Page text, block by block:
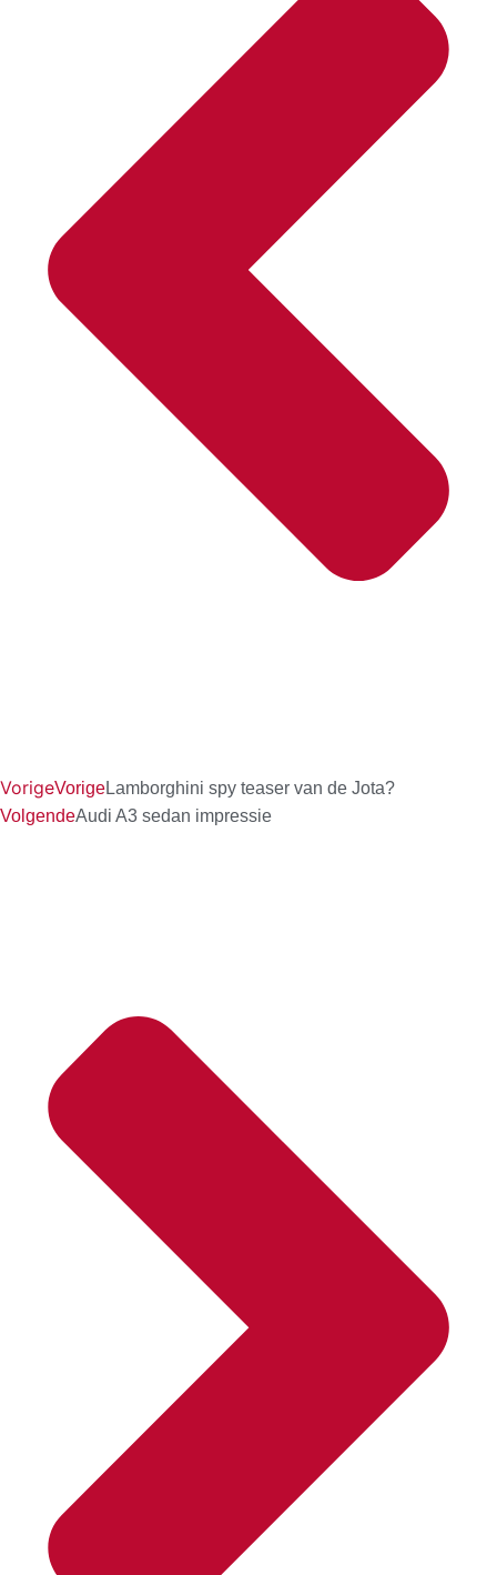
VorigeVorigeLamborghini spy teaser van de Jota?
VolgendeAudi A3 sedan impressie